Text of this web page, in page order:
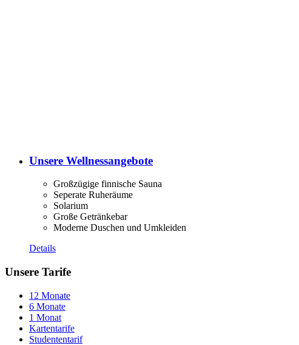
Unsere Wellnessangebote
Großzügige finnische Sauna
Seperate Ruheräume
Solarium
Große Getränkebar
Moderne Duschen und Umkleiden
Details
Unsere Tarife
12 Monate
6 Monate
1 Monat
Kartentarife
Studententarif